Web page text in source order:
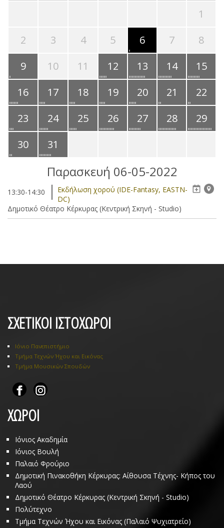
1
2
3 4 5 6 7
8
9
10 11 12 13 14
15
16
17 18 19 20 21
22
23
24 25 26 27 28
29
30
31
Παρασκευή 06-05-2022
13:30-14:30
Eκδήλωση χορού (IDE-Fantasy, EASTN-
DC)
Δημοτικό Θέατρο Κέρκυρας (Κεντρική Σκηνή - Studio)
ΣΧΕΤΙΚΟΙ ΙΣΤΟΧΩΡΟΙ
Ιόνιο Πανεπιστήμιο
Τμήμα Τεχνών Ήχου και Εικόνας
Τμήμα Μουσικών Σπουδών
ΧΩΡΟΙ
Ιόνιος Ακαδημία
Ιόνιος Βουλή
Παλαιό Φρούριο
Δημοτική Πινακοθήκη Κέρκυρας: Αίθουσα Τέχνης- Κήπος του
Λαού
Δημοτικό Θέατρο Κέρκυρας (Κεντρική Σκηνή - Studio)
Πολύτεχνο
Τμήμα Τεχνών Ήχου και Εικόνας (Παλαιό Ψυχιατρείο)